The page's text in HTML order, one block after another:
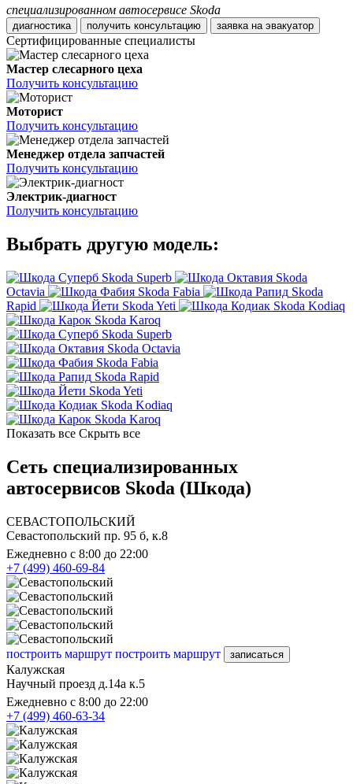
специализированном автосервисе Skoda
диагностика получить консультацию заявка на эвакуатор
Сертифицированные специалисты
Мастер слесарного цеха
Получить консультацию
Моторист
Получить консультацию
Менеджер отдела запчастей
Получить консультацию
Электрик-диагност
Получить консультацию
Выбрать другую модель:
Skoda Superb
Skoda
Octavia
Skoda Fabia
Skoda
Rapid
Skoda Yeti
Skoda Kodiaq
Skoda Karoq
Skoda Superb
Skoda Octavia
Skoda Fabia
Skoda Rapid
Skoda Yeti
Skoda Kodiaq
Skoda Karoq
Показать все Скрыть все
Сеть специализированных
автосервисов Skoda (Шкода)
СЕВАСТОПОЛЬСКИЙ
Севастопольский пр. 95 б, к.8
Ежедневно с 8:00 до 22:00
+7 (499) 460-69-84
построить маршрут построить маршрут записаться
Калужская
Научный проезд д.14а к.5
Ежедневно с 8:00 до 22:00
+7 (499) 460-63-34